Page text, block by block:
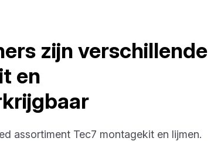
zijn verschillende
en
assortiment Tec7 montagekit en lijmen.